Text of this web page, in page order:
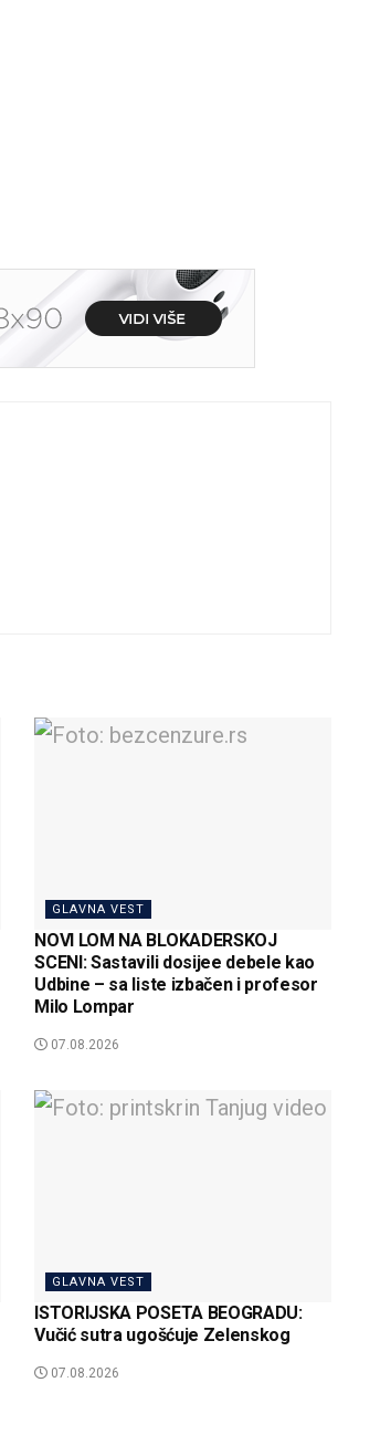
GLAVNA VEST
NOVI LOM NA BLOKADERSKOJ
SCENI: Sastavili dosijee debele kao
Udbine – sa liste izbačen i profesor
Milo Lompar
07.08.2026
GLAVNA VEST
ISTORIJSKA POSETA BEOGRADU:
Vučić sutra ugošćuje Zelenskog
07.08.2026